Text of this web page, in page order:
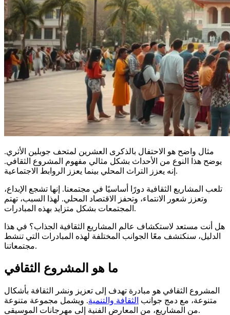
مثال واضح هو الاحتفال بالذكرى العشرين لمتحف جوبلين الأثري.
يوضح هذا النوع من الأحداث بشكل مثالي مفهوم المشروع الثقافي.
إنه يعزز التراث المحلي بينما يعزز الروابط الاجتماعية.
تلعب المشاريع الثقافية دورًا أساسيًا في مجتمعنا. إنها تشجع الإبداع،
وتعزز شعور الانتماء، وتحفز الاقتصاد المحلي. لهذا السبب، تهتم
المجتمعات بشكل متزايد بهذه المبادرات.
هل أنت مستعد لاستكشاف عالم المشاريع الثقافية الجذاب؟ في هذا
الدليل، سنكتشف معًا الجوانب المختلفة لهذه المبادرات التي تنشط
مجتمعاتنا.
ما هو المشروع الثقافي
المشروع الثقافي هو مبادرة تهدف إلى تعزيز ونشر الثقافة بأشكال
متنوعة، مع دمج جوانب الثقافة والتنمية. ويشمل مجموعة متنوعة
من المشاريع، من المعارض الفنية إلى مهرجانات الموسيقى.